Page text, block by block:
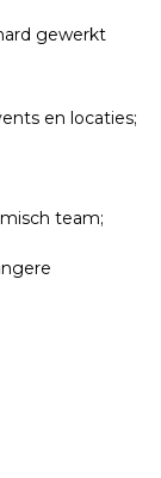
gewerkt
en locaties;
team;